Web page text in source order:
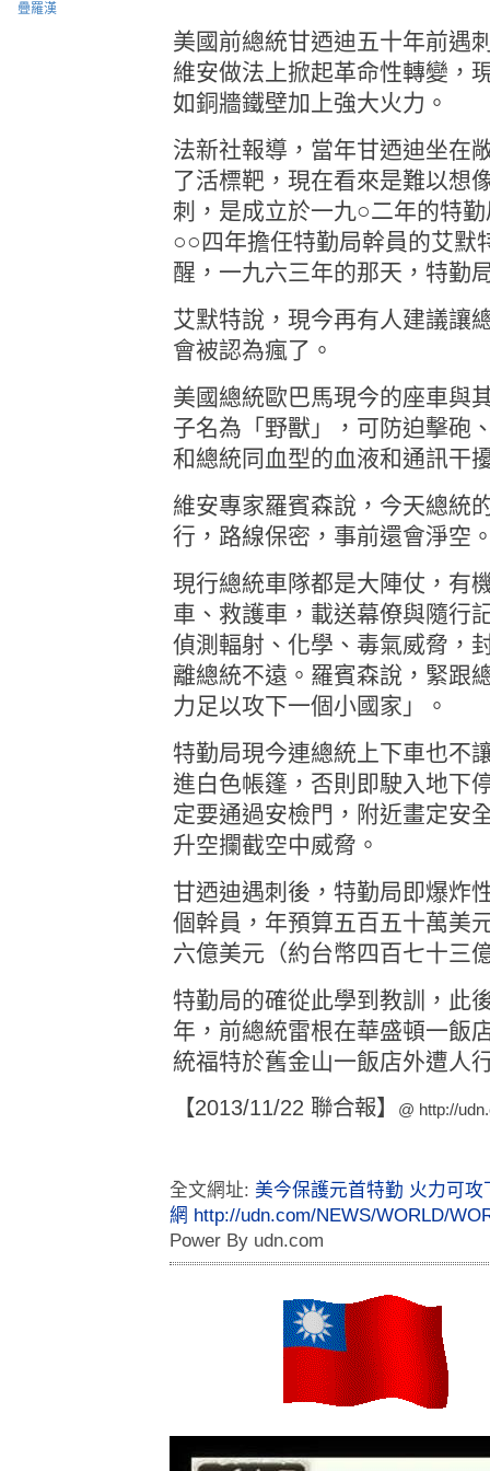
疊羅漢
美國前總統甘迺迪五十年前遇
維安做法上掀起革命性轉變，
如銅牆鐵壁加上強大火力。
法新社報導，當年甘迺迪坐在
了活標靶，現在看來是難以想
刺，是成立於一九○二年的特
○○四年擔任特勤局幹員的艾默
醒，一九六三年的那天，特勤
艾默特說，現今再有人建議讓
會被認為瘋了。
美國總統歐巴馬現今的座車與
子名為「野獸」，可防迫擊砲
和總統同血型的血液和通訊干
維安專家羅賓森說，今天總統
行，路線保密，事前還會淨空
現行總統車隊都是大陣仗，有
車、救護車，載送幕僚與隨行
偵測輻射、化學、毒氣威脅，
離總統不遠。羅賓森說，緊跟
力足以攻下一個小國家」。
特勤局現今連總統上下車也不
進白色帳篷，否則即駛入地下
定要通過安檢門，附近畫定安
升空攔截空中威脅。
甘迺迪遇刺後，特勤局即爆炸
個幹員，年預算五百五十萬美
六億美元（約台幣四百七十三
特勤局的確從此學到教訓，此
年，前總統雷根在華盛頓一飯
統福特於舊金山一飯店外遭人
【2013/11/22 聯合報】
@ http://
全文網址: 美今保護元首特勤 火力可
網 http://udn.com/NEWS/WORLD/
Power By udn.com